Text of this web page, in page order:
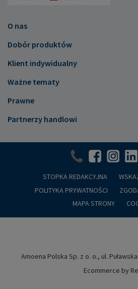
O nas
Dobór produktów
Klient indywidualny
Ważne tematy
Prawne
Partnerzy handlowi
STOPKA REDAKCYJNA
POLITYKA PRYWATNOŚCI
MAPA STRONY
Amoena Polska Sp. z o. o., ul.
Ecommerce by